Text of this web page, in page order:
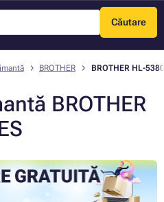
Căutare
Meniu
BROTHER BROTHER HL-
BROTHER